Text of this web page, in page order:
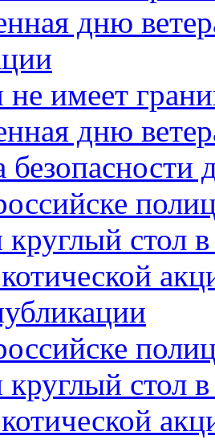
дню
не имеет
дню
безопасности
круглый стол
круглый стол